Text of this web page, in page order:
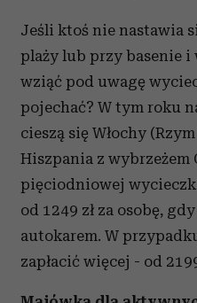
Jeśli ktoś nie nastawia
plaży lub przy basenie
wziąć pod uwagę
pojechać? W tym roku
cieszą się Włochy
Hiszpania z wybrzeżem
pięciodniowej
od 1249 zł za osobę,
autokarem. W
zapłacić więcej - od